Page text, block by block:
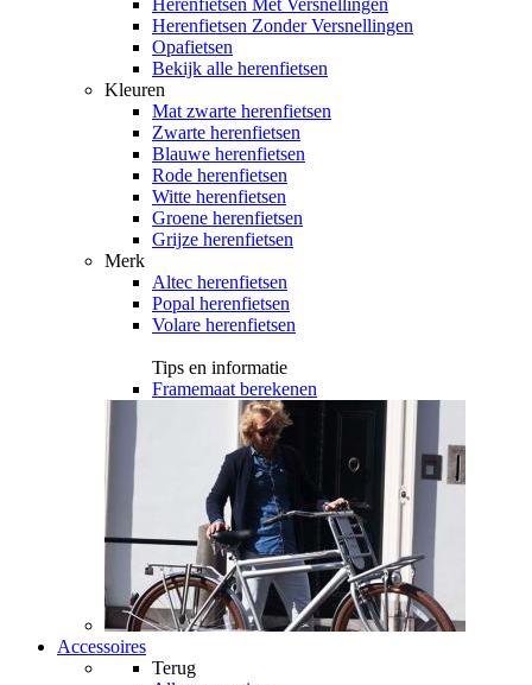
Herenfietsen Met Versnellingen
Herenfietsen Zonder Versnellingen
Opafietsen
Bekijk alle herenfietsen
Kleuren
Mat zwarte herenfietsen
Zwarte herenfietsen
Blauwe herenfietsen
Rode herenfietsen
Witte herenfietsen
Groene herenfietsen
Grijze herenfietsen
Merk
Altec herenfietsen
Popal herenfietsen
Volare herenfietsen
Tips en informatie
Framemaat berekenen
Accessoires
Terug